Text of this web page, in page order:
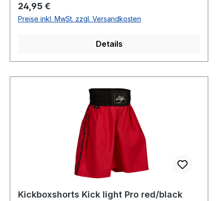
Regulärer Preis:
24,95 €
Preise inkl. MwSt. zzgl. Versandkosten
Details
Kickboxshorts Kick light Pro red/black